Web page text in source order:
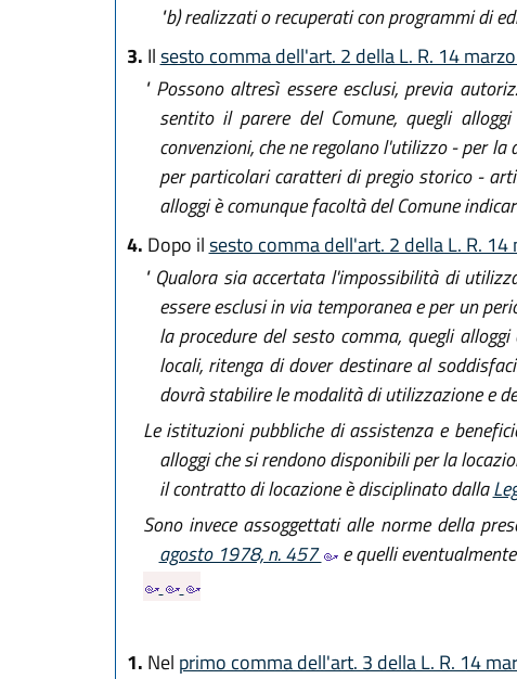
"b)realizzati o recuperati con programmi di
3. Ilsesto comma dell'art. 2 della L. R. 14
" Possono altresì essere esclusi, previa
sentito il parere del Comune, quegli
convenzioni, che ne regolano l'utilizzo - per
per particolari caratteri di pregio storico -
alloggi è comunque facoltà del Comune
4. Dopo ilsesto comma dell'art. 2 della L. R.
" Qualora sia accertata l'impossibilità di
essere esclusi in via temporanea e per un
la procedure del sesto comma, quegli
locali, ritenga di dover destinare al
dovrà stabilire le modalità di utilizzazione e
Le istituzioni pubbliche di assistenza e
alloggi che si rendono disponibili per la
il contratto di locazione è disciplinato dalla
Sono invece assoggettati alle norme della
agosto 1978, n. 457
e quelli
1. Nel primo comma dell'art. 3 della L. R. 14